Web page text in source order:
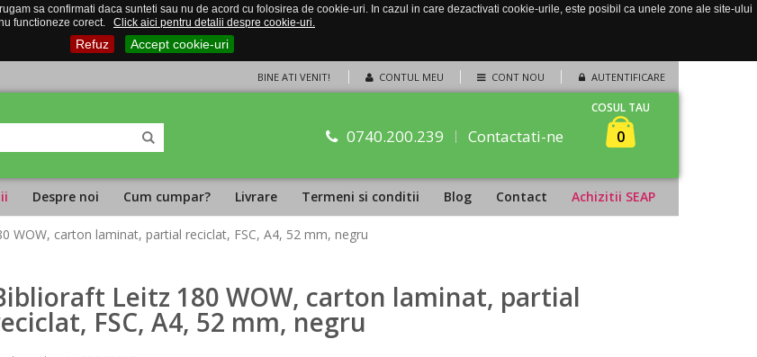
sa confirmati daca sunteti sau nu de acord cu folosirea de cookie-uri. In cazul in care dezactivati cookie-urile, este posibil ca unele zone ale site-ului
functioneze corect.
Click aici pentru detalii despre cookie-uri.
Refuz Accept cookie-uri
CONTUL MEU CONT NOU AUTENTIFICARE
BINE ATI VENIT!
0740.200.239 Contactati-ne
COSUL TAU
0
Despre noi Cum cumpar? Livrare Termeni si conditii Blog Contact Achizitii SEAP
WOW, carton laminat, partial reciclat, FSC, A4, 52 mm, negru
Leitz 180 WOW, carton laminat, partial
FSC, A4, 52 mm, negru